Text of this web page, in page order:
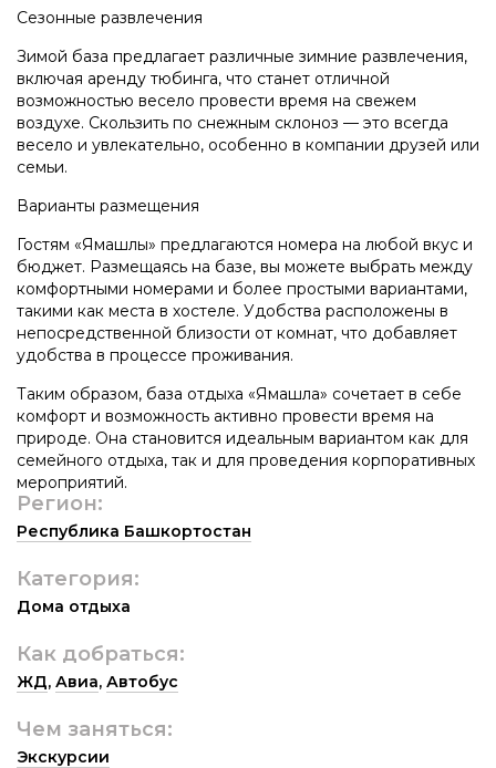
Сезонные развлечения
Зимой база предлагает различные зимние развлечения,
включая аренду тюбинга, что станет отличной
возможностью весело провести время на свежем
воздухе. Скользить по снежным склоноз — это всегда
весело и увлекательно, особенно в компании друзей или
семьи.
Варианты размещения
Гостям «Ямашлы» предлагаются номера на любой вкус и
бюджет. Размещаясь на базе, вы можете выбрать между
комфортными номерами и более простыми вариантами,
такими как места в хостеле. Удобства расположены в
непосредственной близости от комнат, что добавляет
удобства в процессе проживания.
Таким образом, база отдыха «Ямашла» сочетает в себе
комфорт и возможность активно провести время на
природе. Она становится идеальным вариантом как для
семейного отдыха, так и для проведения корпоративных
мероприятий.
Регион:
Республика Башкортостан
Категория:
Дома отдыха
Как добраться:
ЖД, Авиа, Автобус
Чем заняться:
Экскурсии